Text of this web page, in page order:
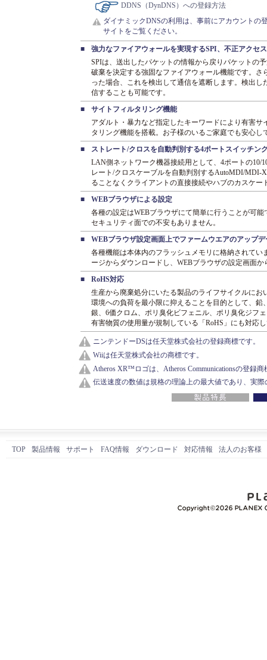
DDNS（DynDNS）への登録方法
ダイナミックDNSの利用は、事前にアカウントの
サイトをご覧ください。
■
強力なファイアウォールを実現するSPI、不正アクセ
SPIは、送出したパケットの情報から戻りパケットの
破棄を決定する強固なファイアウォール機能です。
った場合、これを検出して通信を遮断します。検出
信することも可能です。
■
サイトフィルタリング機能
アダルト・暴力など指定したキーワードにより有害
タリング機能を搭載。お子様のいるご家庭でも安心
■
ストレート/クロスを自動判別する4ポートスイッチン
LAN側ネットワーク機器接続用として、4ポートの10/
レート/クロスケーブルを自動判別するAutoMDI/MDI-
ることなくクライアントの直接接続やハブのカスケー
■
WEBブラウザによる設定
各種の設定はWEBブラウザにて簡単に行うことが可
セキュリティ面での不安もありません。
■
WEBブラウザ設定画面上でファームウエアのアップデ
各種機能は本体内のフラッシュメモリに格納されて
ージからダウンロードし、WEBブラウザの設定画面
■
RoHS対応
生産から廃棄処分にいたる製品のライフサイクルにお
環境への負荷を最小限に抑えることを目的として、鉛
銀、6価クロム、ポリ臭化ビフェニル、ポリ臭化ジフ
有害物質の使用量が規制している「RoHS」にも対応
ニンテンドーDSは任天堂株式会社の登録商標です。
Wiiは任天堂株式会社の商標です。
Atheros XR™ロゴは、Atheros Communicationsの登録商
伝送速度の数値は規格の理論上の最大値であり、実
TOP 製品情報 サポート FAQ情報 ダウンロード 対応情報 法人のお客様